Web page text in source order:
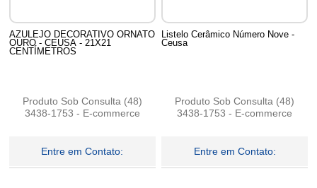
AZULEJO DECORATIVO ORNATO
OURO - CEUSA - 21X21
CENTÍMETROS
Produto Sob Consulta (48)
3438-1753 - E-commerce
Entre em Contato:
Listelo Cerâmico Número Nove -
Ceusa
Produto Sob Consulta (48)
3438-1753 - E-commerce
Entre em Contato: